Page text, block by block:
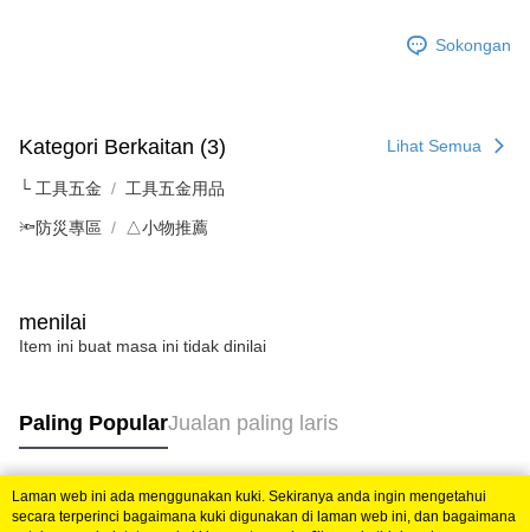
Sokongan
Kategori Berkaitan (3) Lihat Semua
└ 工具五金 工具五金用品
🔦防災專區 △小物推薦
menilai
Item ini buat masa ini tidak dinilai
Paling PopularJualan paling laris
Tag Popular
Laman web ini ada menggunakan kuki. Sekiranya anda ingin mengetahui
secara terperinci bagaimana kuki digunakan di laman web ini, dan bagaimana